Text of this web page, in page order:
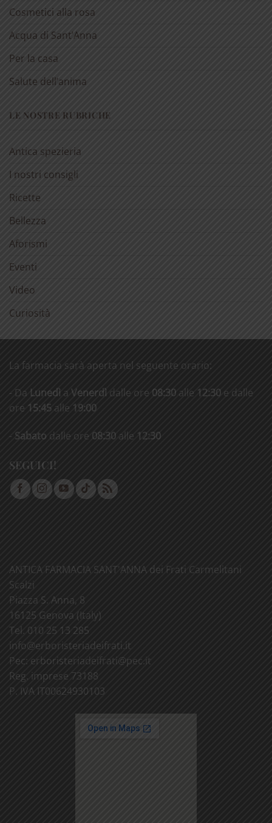
Cosmetici alla rosa
Acqua di Sant’Anna
Per la casa
Salute dell’anima
LE NOSTRE RUBRICHE
Antica spezieria
I nostri consigli
Ricette
Bellezza
Aforismi
Eventi
Video
Curiosità
La farmacia sarà aperta nel seguente orario:
- Da Lunedì a Venerdì dalle ore 08:30 alle 12:30 e dalle
ore 15:45 alle 19:00
- Sabato dalle ore 08:30 alle 12:30
SEGUICI!
ANTICA FARMACIA SANT'ANNA dei Frati Carmelitani
Scalzi
Piazza S. Anna, 8
16125 Genova (Italy)
Tel. 010 25 13 285
info@erboristeriadeifrati.it
Pec: erboristeriadeifrati@pec.it
Reg. imprese 73188
P. IVA IT00624930103